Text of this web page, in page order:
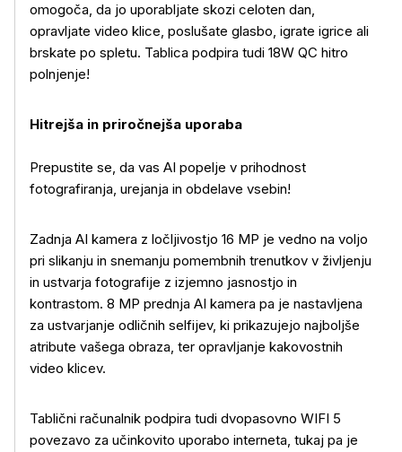
omogoča, da jo uporabljate skozi celoten dan,
opravljate video klice, poslušate glasbo, igrate igrice ali
brskate po spletu. Tablica podpira tudi 18W QC hitro
polnjenje!
Hitrejša in priročnejša uporaba
Prepustite se, da vas AI popelje v prihodnost
fotografiranja, urejanja in obdelave vsebin!
Zadnja AI kamera z ločljivostjo 16 MP je vedno na voljo
pri slikanju in snemanju pomembnih trenutkov v življenju
in ustvarja fotografije z izjemno jasnostjo in
kontrastom. 8 MP prednja AI kamera pa je nastavljena
za ustvarjanje odličnih selfijev, ki prikazujejo najboljše
atribute vašega obraza, ter opravljanje kakovostnih
video klicev.
Tablični računalnik podpira tudi dvopasovno WIFI 5
povezavo za učinkovito uporabo interneta, tukaj pa je